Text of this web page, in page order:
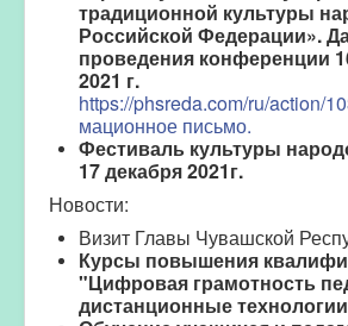
традиционной культуры
Российской Федерации».
проведения конференции
2021 г.
https://phsreda.com/ru/action/
мационное письмо.
Фестиваль культуры
17 декабря 2021г.
Новости:
Визит Главы Чувашской
Курсы повышения
"Цифровая грамотность
дистанционные